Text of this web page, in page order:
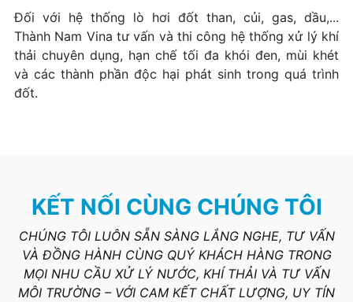
Đối với hệ thống lò hơi đốt than, củi, gas, dầu,...
Thành Nam Vina tư vấn và thi công hệ thống xử lý khí
thải chuyên dụng, hạn chế tối đa khói đen, mùi khét
và các thành phần độc hại phát sinh trong quá trình
đốt.
KẾT NỐI CÙNG CHÚNG TÔI
CHÚNG TÔI LUÔN SẴN SÀNG LẮNG NGHE, TƯ VẤN
VÀ ĐỒNG HÀNH CÙNG QUÝ KHÁCH HÀNG TRONG
MỌI NHU CẦU XỬ LÝ NƯỚC, KHÍ THẢI VÀ TƯ VẤN
MÔI TRƯỜNG – VỚI CAM KẾT CHẤT LƯỢNG, UY TÍN